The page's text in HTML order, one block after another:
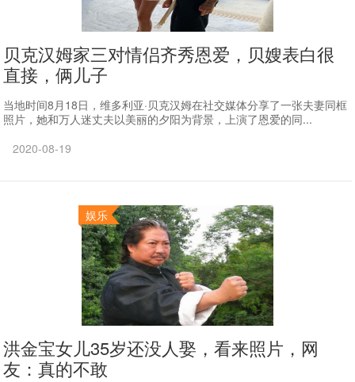
贝克汉姆家三对情侣齐秀恩爱，贝嫂表白很
直接，俩儿子
当地时间8月18日，维多利亚·贝克汉姆在社交媒体分享了一张夫妻同框
照片，她和万人迷丈夫以美丽的夕阳为背景，上演了恩爱的同...
2020-08-19
娱乐
洪金宝女儿35岁还没人娶，看来照片，网
友：真的不敢